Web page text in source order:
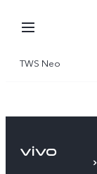
TWS Neo